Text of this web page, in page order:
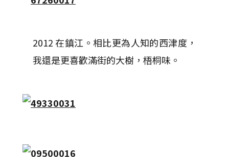
2012 在鎮江。相比更為人知的西津度，
我還是更喜歡滿街的大樹，梧桐味。